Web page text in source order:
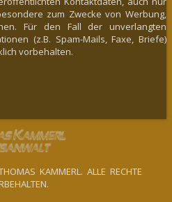
zum Zwecke von Werbung,
Für den Fall der unverlangten
(z.B. Spam-Mails, Faxe, Briefe)
vorbehalten.
KAMMERL. ALLE RECHTE